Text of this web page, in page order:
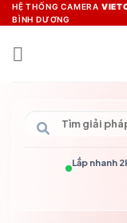
Skip
to
content
HỆ THỐNG CAMERA
BÌNH DƯƠNG
Lắp nhanh